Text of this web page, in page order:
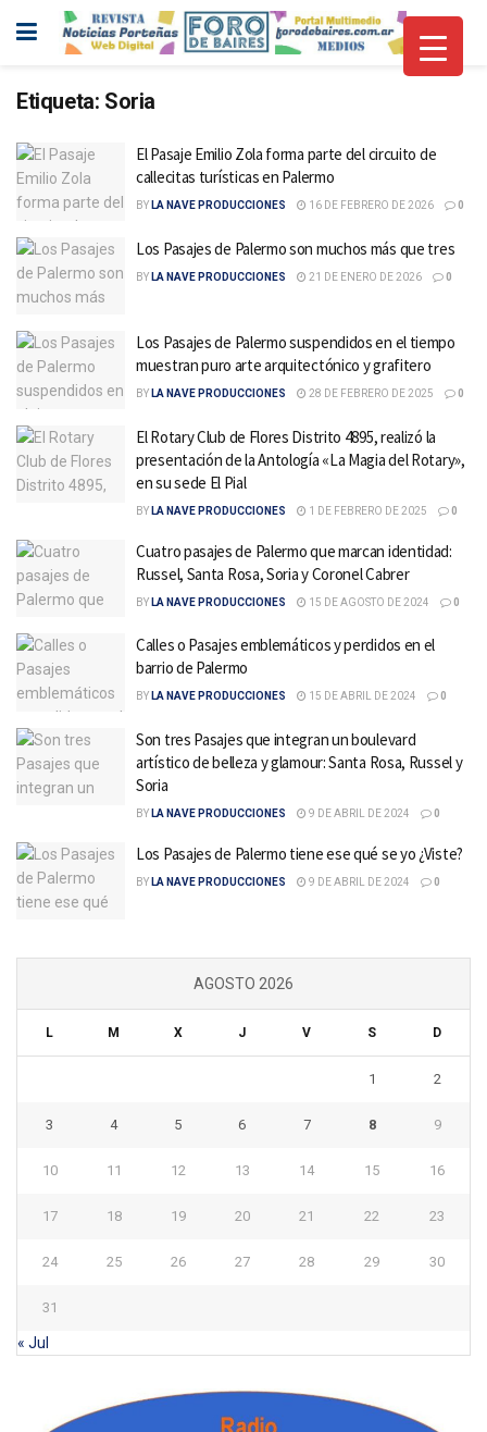
Etiqueta: Soria
El Pasaje Emilio Zola forma parte del circuito de
callecitas turísticas en Palermo
BY LA NAVE PRODUCCIONES 16 DE FEBRERO DE 2026 0
Los Pasajes de Palermo son muchos más que tres
BY LA NAVE PRODUCCIONES 21 DE ENERO DE 2026 0
Los Pasajes de Palermo suspendidos en el tiempo
muestran puro arte arquitectónico y grafitero
BY LA NAVE PRODUCCIONES 28 DE FEBRERO DE 2025 0
El Rotary Club de Flores Distrito 4895, realizó la
presentación de la Antología «La Magia del Rotary»,
en su sede El Pial
BY LA NAVE PRODUCCIONES 1 DE FEBRERO DE 2025 0
Cuatro pasajes de Palermo que marcan identidad:
Russel, Santa Rosa, Soria y Coronel Cabrer
BY LA NAVE PRODUCCIONES 15 DE AGOSTO DE 2024 0
Calles o Pasajes emblemáticos y perdidos en el
barrio de Palermo
BY LA NAVE PRODUCCIONES 15 DE ABRIL DE 2024 0
Son tres Pasajes que integran un boulevard
artístico de belleza y glamour: Santa Rosa, Russel y
Soria
BY LA NAVE PRODUCCIONES 9 DE ABRIL DE 2024 0
Los Pasajes de Palermo tiene ese qué se yo ¿Viste?
BY LA NAVE PRODUCCIONES 9 DE ABRIL DE 2024 0
AGOSTO 2026
L M X J V S D
1 2
3 4 5 6 7 8 9
10 11 12 13 14 15 16
17 18 19 20 21 22 23
24 25 26 27 28 29 30
31
« Jul